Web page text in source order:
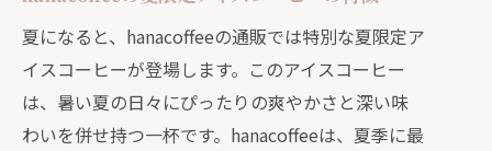
夏になると、hanacoffeeの通販では特別な夏限定ア
イスコーヒーが登場します。このアイスコーヒー
は、暑い夏の日々にぴったりの爽やかさと深い味
わいを併せ持つ一杯です。hanacoffeeは、夏季に最